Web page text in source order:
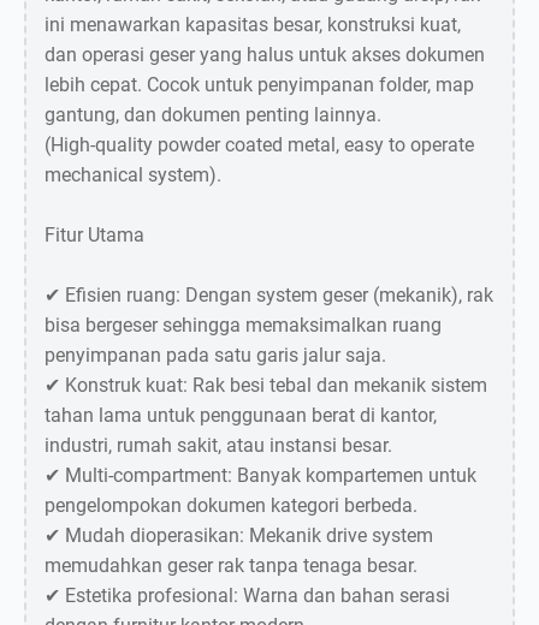
ini menawarkan kapasitas besar, konstruksi kuat,
dan operasi geser yang halus untuk akses dokumen
lebih cepat. Cocok untuk penyimpanan folder, map
gantung, dan dokumen penting lainnya.
(High-quality powder coated metal, easy to operate
mechanical system).
Fitur Utama
✔ Efisien ruang: Dengan system geser (mekanik), rak
bisa bergeser sehingga memaksimalkan ruang
penyimpanan pada satu garis jalur saja.
✔ Konstruk kuat: Rak besi tebal dan mekanik sistem
tahan lama untuk penggunaan berat di kantor,
industri, rumah sakit, atau instansi besar.
✔ Multi-compartment: Banyak kompartemen untuk
pengelompokan dokumen kategori berbeda.
✔ Mudah dioperasikan: Mekanik drive system
memudahkan geser rak tanpa tenaga besar.
✔ Estetika profesional: Warna dan bahan serasi